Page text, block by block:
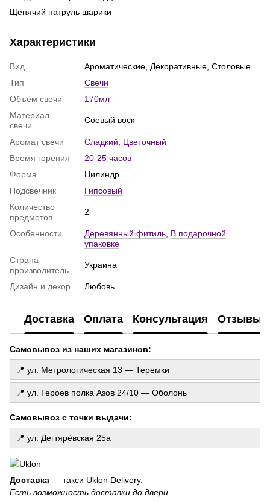
Щенячий патруль шарики
Купить фотозону
Гелиевые шарики для девочки
Набор шариков для фотозоны
Свечи подарочные
Гелиевые шарики цифры
Свечи для торта
Фольгированный шарик
Гелиевые шарики с конфетти
Шарик гендер пати
Купить свечу
Штора из дождика
Характеристики
Вид
Ароматические, Декоративные, Столовые
Тип
Свечи
Объём свечи
170мл
Материал
свечи
Соевый воск
Аромат свечи Сладкий, Цветочный
Время горения
20-25 часов
Форма
Цилиндр
Подсвечник
Гипсовый
Количество
предметов
2
Особенности Деревянный фитиль, В подарочной
упаковке
Страна
производитель
Украина
Дизайн и декор Любовь
Доставка Оплата Консультация Отзывы
Самовывоз из наших магазинов:
📍 ул. Метрологическая 13 — Теремки
📍 ул. Героев полка Азов 24/10 — Оболонь
Самовывоз с точки выдачи:
📍 ул. Дегтярёвская 25а
Доставка — такси Uklon Delivery.
Есть возможность доставки до двери.